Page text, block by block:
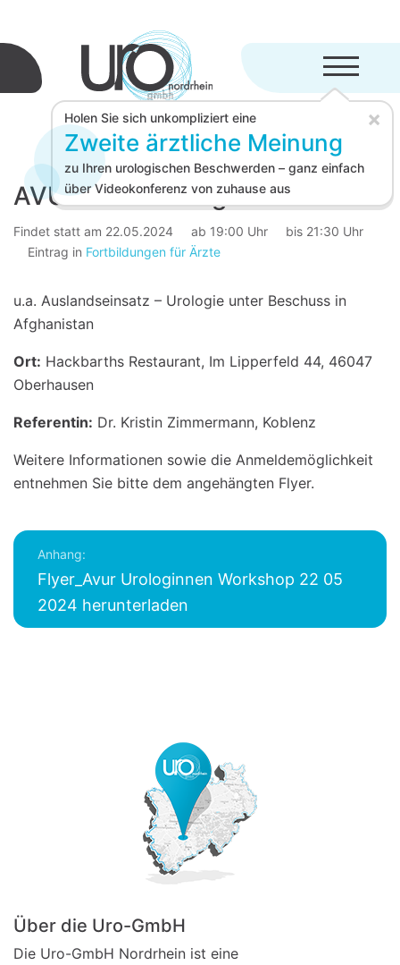
Menü
Holen Sie sich unkompliziert eine
Zweite ärztliche Meinung
zu Ihren urologischen Beschwerden – ganz einfach
über Videokonferenz von zuhause aus
×
AVUR Fortbildung
Findet statt am 22.05.2024 ab 19:00 Uhr
bis 21:30 Uhr
Eintrag in Fortbildungen für Ärzte
u.a. Auslandseinsatz – Urologie unter Beschuss in
Afghanistan
Ort: Hackbarths Restaurant, Im Lipperfeld 44, 46047
Oberhausen
Referentin: Dr. Kristin Zimmermann, Koblenz
Weitere Informationen sowie die Anmeldemöglichkeit
entnehmen Sie bitte dem angehängten Flyer.
Anhang:
Flyer_Avur Urologinnen Workshop 22 05
2024 herunterladen
Über die Uro-GmbH
Die Uro-GmbH Nordrhein ist eine